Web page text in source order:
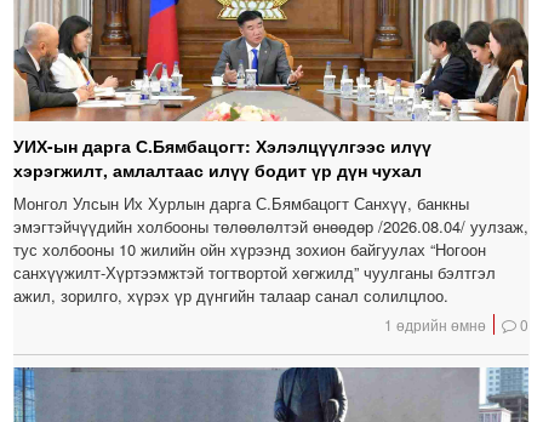
УИХ-ын дарга С.Бямбацогт: Хэлэлцүүлгээс илүү
хэрэгжилт, амлалтаас илүү бодит үр дүн чухал
Монгол Улсын Их Хурлын дарга С.Бямбацогт Санхүү, банкны
эмэгтэйчүүдийн холбооны төлөөлөлтэй өнөөдөр /2026.08.04/ уулзаж,
тус холбооны 10 жилийн ойн хүрээнд зохион байгуулах “Ногоон
санхүүжилт-Хүртээмжтэй тогтвортой хөгжилд” чуулганы бэлтгэл
ажил, зорилго, хүрэх үр дүнгийн талаар санал солилцлоо.
1 өдрийн өмнө 0